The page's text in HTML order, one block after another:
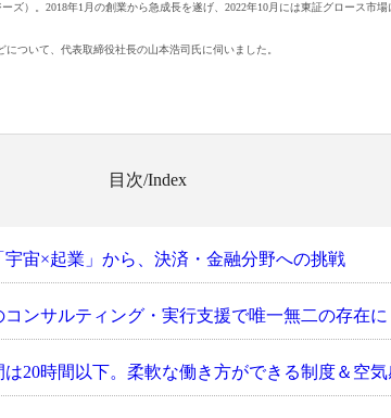
ズ）。2018年1月の創業から急成長を遂げ、2022年10月には東証グロース市場
ついて、代表取締役社長の山本浩司氏に伺いました。
目次/Index
宇宙×起業」から、決済・金融分野への挑戦
ンサルティング・実行支援で唯一無二の存在に
は20時間以下。柔軟な働き方ができる制度＆空